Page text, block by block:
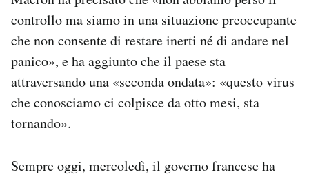
controllo ma siamo in una situazione preoccupante
che non consente di restare inerti né di andare nel
panico», e ha aggiunto che il paese sta
attraversando una «seconda ondata»: «questo virus
che conosciamo ci colpisce da otto mesi, sta
tornando».
Sempre oggi, mercoledì, il governo francese ha